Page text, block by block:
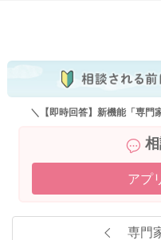
も
＼【即時回答】新機能「専門
アプ
専門